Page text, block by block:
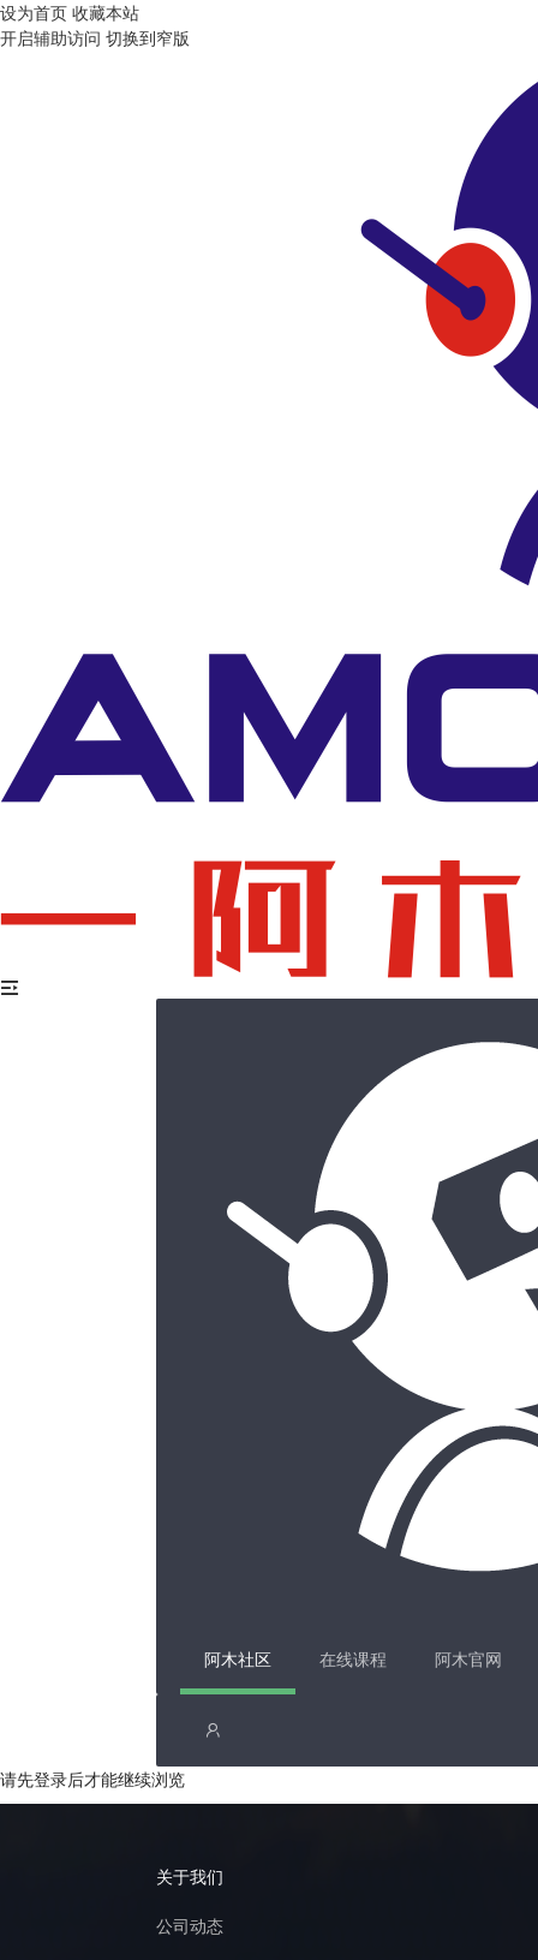
设为首页 收藏本站
开启辅助访问 切换到窄版
阿木社区 在线课程 阿木官网
请先登录后才能继续浏览
关于我们
公司动态